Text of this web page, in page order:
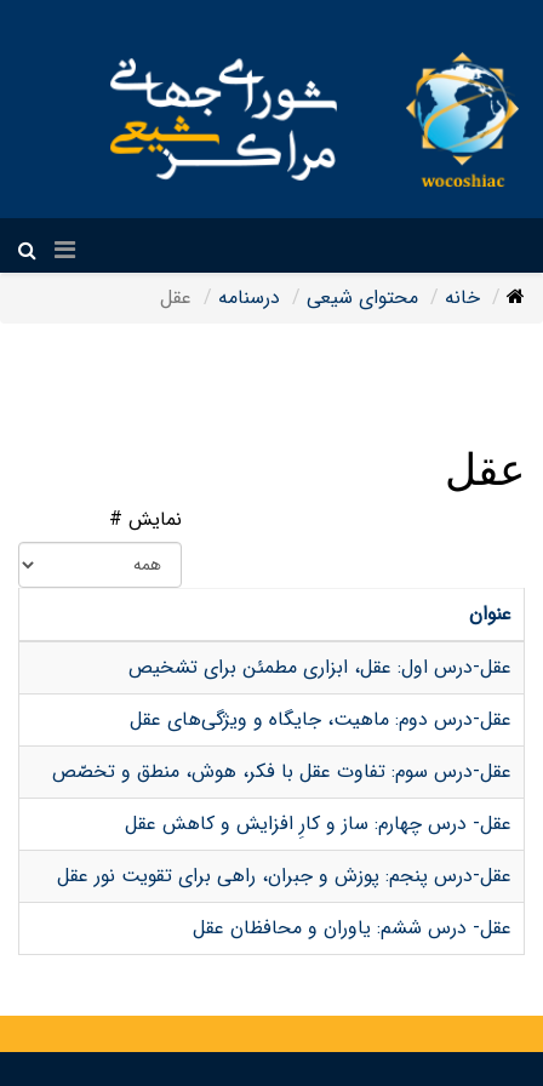
خانه محتوای شیعی درسنامه عقل
عقل
نمایش #
عنوان
عقل-درس اول: عقل، ابزاری مطمئن برای تشخیص
عقل-درس دوم: ماهیت، جایگاه و ویژگی‌های عقل
عقل-درس سوم: تفاوت عقل با فکر، هوش، منطق و تخصّص
عقل- درس چهارم: ساز و کارِ افزایش و کاهش عقل
عقل-درس پنجم: پوزش و جبران، راهی برای تقویت نور عقل
عقل- درس ششم: یاوران و محافظان عقل